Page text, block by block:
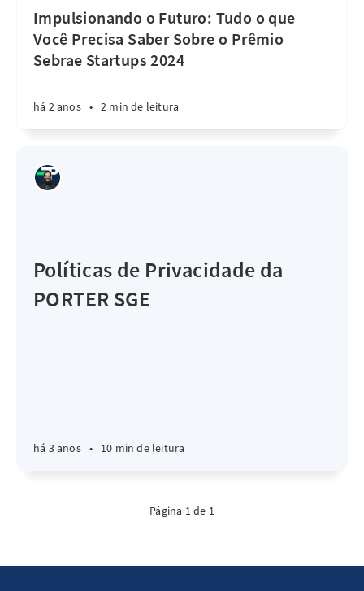
Impulsionando o Futuro: Tudo o que
Você Precisa Saber Sobre o Prêmio
Sebrae Startups 2024
há 2 anos • 2 min de leitura
Políticas de Privacidade da
PORTER SGE
há 3 anos • 10 min de leitura
Página 1 de 1